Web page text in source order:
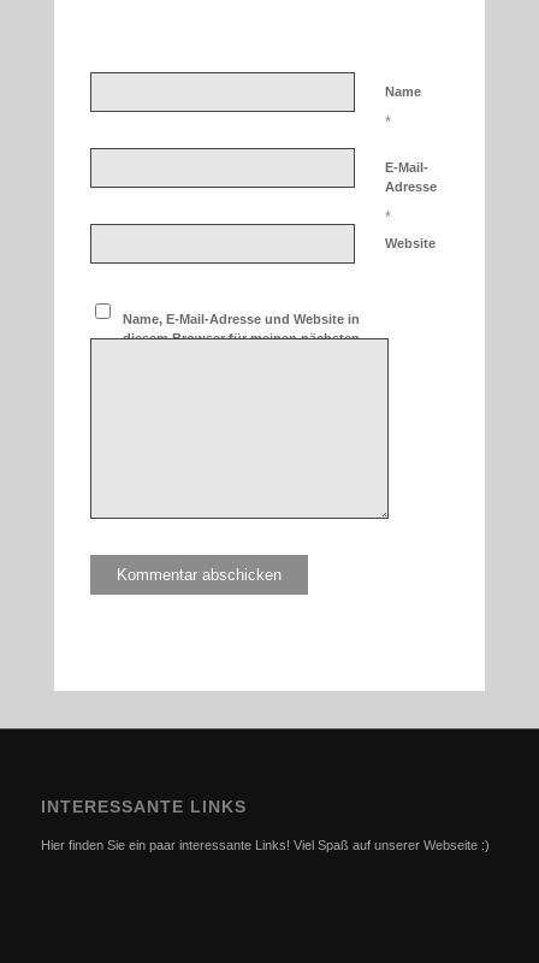
Name
*
E-Mail-
Adresse
*
Website
Name, E-Mail-Adresse und Website in
diesem Browser für meinen nächsten
INTERESSANTE LINKS
Hier finden Sie ein paar interessante Links! Viel Spaß auf unserer Webseite :)